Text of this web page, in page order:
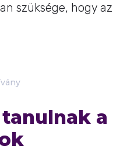
szüksége, hogy az
a